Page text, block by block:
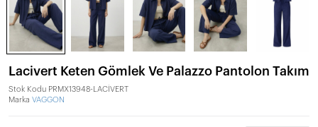
Lacivert Keten Gömlek Ve Palazzo Pantolon Takım
Stok Kodu PRMX13948-LACİVERT
Marka VAGGON